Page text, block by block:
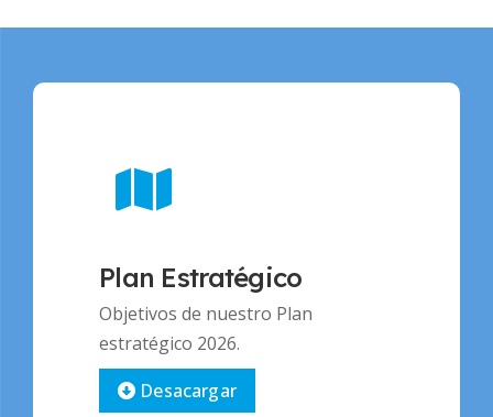
Plan Estratégico
Objetivos de nuestro Plan
estratégico 2026.
Desacargar